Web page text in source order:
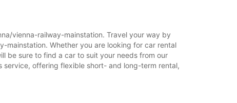
vienna-railway-mainstation. Travel your way by
mainstation. Whether you are looking for car rental
be sure to find a car to suit your needs from our
service, offering flexible short- and long-term rental,